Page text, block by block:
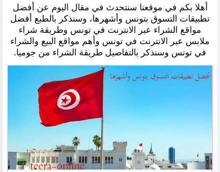
أهلا بكم في موقعنا سنتحدث في مقال اليوم عن أفضل
تطبيقات التسوق بتونس وأشهرها، وسنذكر بالطبع أفضل
مواقع الشراء عبر الانترنت في تونس وطريقة شراء
ملابس عبر الانترنت في تونس وأهم مواقع البيع والشراء
في تونس وسنذكر بالتفاصيل طريقة الشراء من جوميا.